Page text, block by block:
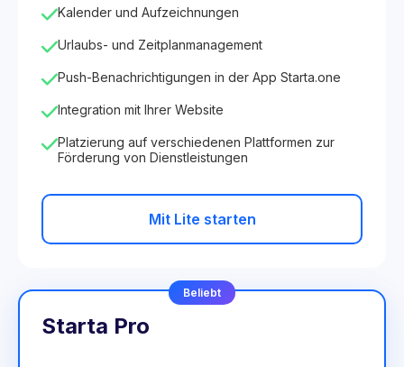
Kalender und Aufzeichnungen
Urlaubs- und Zeitplanmanagement
Push-Benachrichtigungen in der App Starta.one
Integration mit Ihrer Website
Platzierung auf verschiedenen Plattformen zur
Förderung von Dienstleistungen
Mit Lite starten
Beliebt
Starta Pro